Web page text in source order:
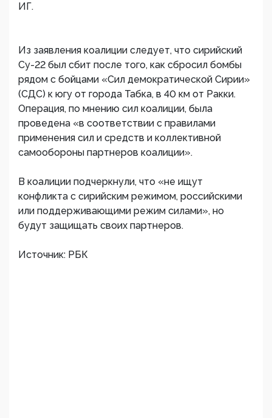
ИГ.
Из заявления коалиции следует, что сирийский
Су-22 был сбит после того, как сбросил бомбы
рядом с бойцами «Сил демократической Сирии»
(СДС) к югу от города Табка, в 40 км от Ракки.
Операция, по мнению сил коалиции, была
проведена «в соответствии с правилами
применения сил и средств и коллективной
самообороны партнеров коалиции».
В коалиции подчеркнули, что «не ищут
конфликта с сирийским режимом, российскими
или поддерживающими режим силами», но
будут защищать своих партнеров.​
Источник: РБК